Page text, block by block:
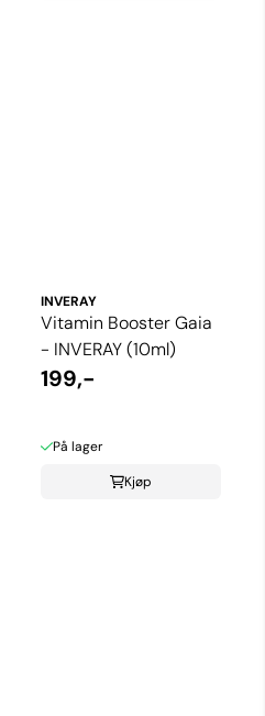
INVERAY
Vitamin Booster Gaia
- INVERAY (10ml)
199,-
På lager
Kjøp